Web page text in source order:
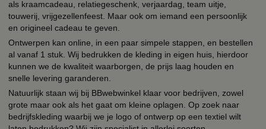
als kraamcadeau, relatiegeschenk, verjaardag, team uitje,
touwerij, vrijgezellenfeest. Maar ook om iemand een persoonlijk
en origineel cadeau te geven.
Ontwerpen kan online, in een paar simpele stappen, en bestellen
al vanaf 1 stuk. Wij bedrukken de kleding in eigen huis, hierdoor
kunnen we de kwaliteit waarborgen, de prijs laag houden en
snelle levering garanderen.
Natuurlijk staan wij bij BBwebwinkel klaar voor bedrijven, zowel
grote maar ook als het gaat om kleine oplagen. Op zoek naar
bedrijfskleding waarbij we je logo of ontwerp op een textiel wilt